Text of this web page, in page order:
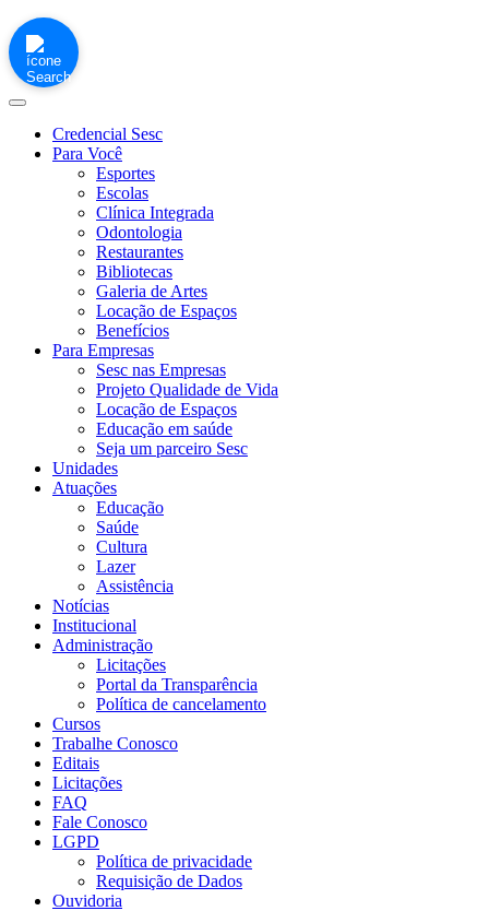
Credencial Sesc
Para Você
Esportes
Escolas
Clínica Integrada
Odontologia
Restaurantes
Bibliotecas
Galeria de Artes
Locação de Espaços
Benefícios
Para Empresas
Sesc nas Empresas
Projeto Qualidade de Vida
Locação de Espaços
Educação em saúde
Seja um parceiro Sesc
Unidades
Atuações
Educação
Saúde
Cultura
Lazer
Assistência
Notícias
Institucional
Administração
Licitações
Portal da Transparência
Política de cancelamento
Cursos
Trabalhe Conosco
Editais
Licitações
FAQ
Fale Conosco
LGPD
Política de privacidade
Requisição de Dados
Ouvidoria